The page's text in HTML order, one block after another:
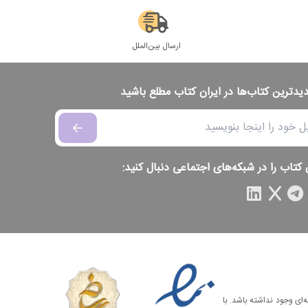
ارسال بین‌الملل
کتاب‌ها در ایران کتاب مطلع باشید
کتاب را در شبکه‌های اجتماعی دنبال کنید:
وجود نداشته باشد. با